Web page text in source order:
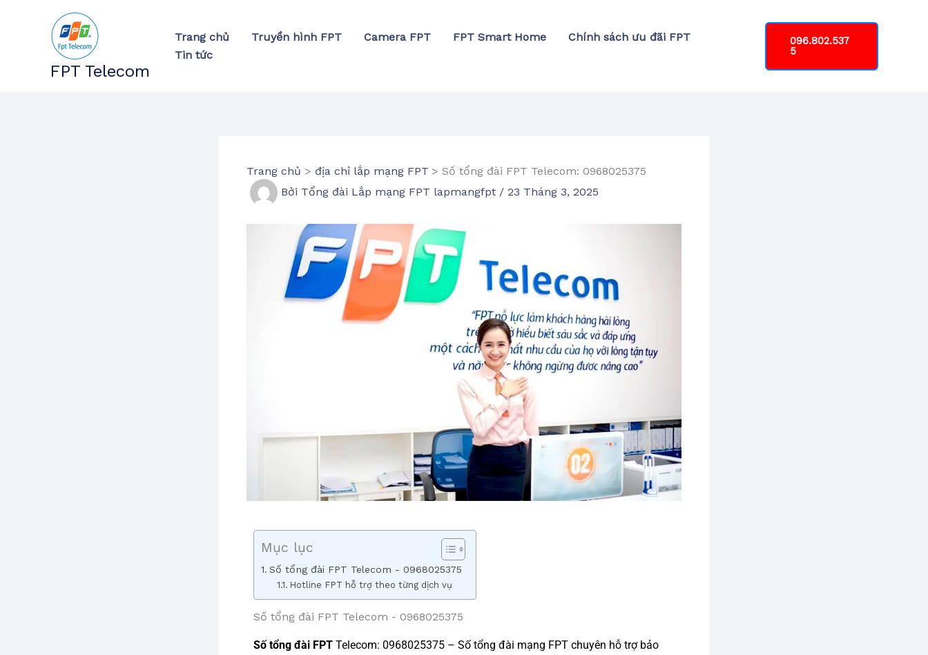
FPT Telecom
Trang chủ Truyền hình FPT Camera FPT FPT Smart Home
Chính sách ưu đãi FPT
Tin tức
096.802.537
5
Trang chủ địa chỉ lắp mạng FPT
Số tổng đài FPT Telecom: 0968025375
Bởi Tổng đài Lắp mạng FPT lapmangfpt / 23 Tháng 3, 2025
Mục lục
Số tổng đài FPT Telecom - 0968025375
Hotline FPT hỗ trợ theo từng dịch vụ
Số tổng đài FPT Telecom - 0968025375
Số tổng đài FPT Telecom: 0968025375 – Số tổng đài mạng FPT chuyên hỗ trợ bảo